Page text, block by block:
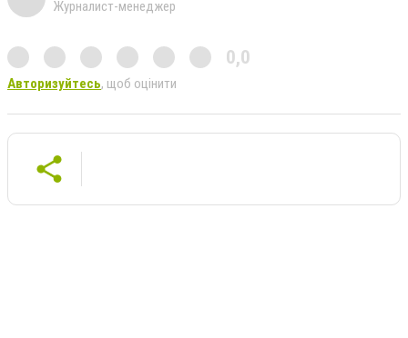
Журналист-менеджер
0,0
Авторизуйтесь, щоб оцінити